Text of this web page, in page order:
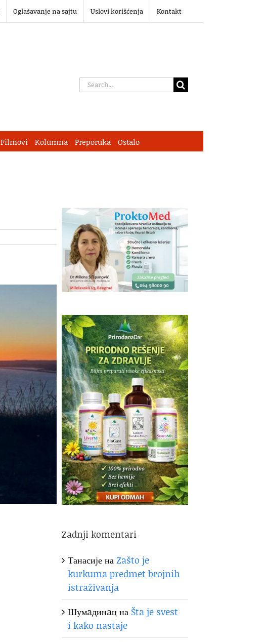
Oglašavanje na sajtu Uslovi korišćenja Kontakt
Search
Filmovi Kolumna Preporuka Ostalo
Zadnji komentari
ТанасијенаZašto je
kurkuma predmet brojnih
istraživanja
Шумaдинaцна Šta je svest
i kako nastaje